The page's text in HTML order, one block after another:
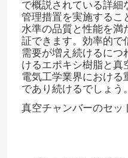
連絡 ください
ブログ
引金 を 求め て くださ
で概説されている詳細
管理措置を実施するこ
水準の品質と性能を満
証できます。効率的で
需要が増え続けるにつ
けるエポキシ樹脂と真
電気工学業界における
であり続けるでしょう。
真空チャンバーのセッ